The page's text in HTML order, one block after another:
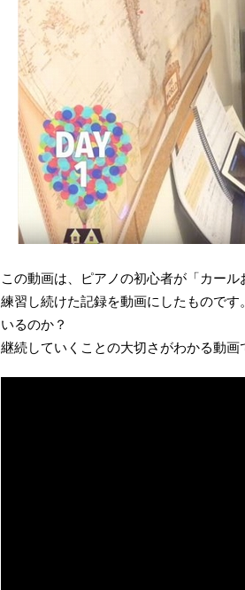
この動画は、ピアノの初心者が「カー
練習し続けた記録を動画にしたもので
いるのか？
継続していくことの大切さがわかる動画